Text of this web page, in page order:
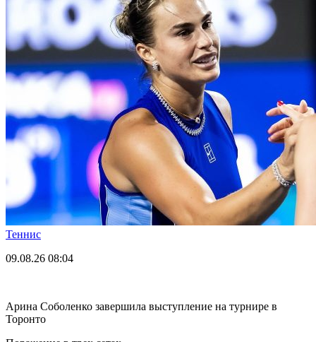
Теннис
09.08.26 08:04
Арина Соболенко завершила выступление на турнире в
Торонто